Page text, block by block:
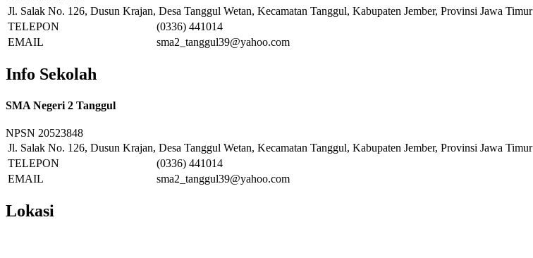
Jl. Salak No. 126, Dusun Krajan, Desa Tanggul Wetan, Kecamatan Tanggul, Kabupaten Jember, Provinsi Jawa Timur
TELEPON
(0336) 441014
EMAIL
sma2_tanggul39@yahoo.com
Info Sekolah
SMA Negeri 2 Tanggul
NPSN 20523848
Jl. Salak No. 126, Dusun Krajan, Desa Tanggul Wetan, Kecamatan Tanggul, Kabupaten Jember, Provinsi Jawa Timur
TELEPON
(0336) 441014
EMAIL
sma2_tanggul39@yahoo.com
Lokasi